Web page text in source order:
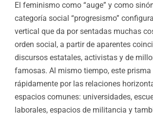
El feminismo como “auge” y como
categoría social “progresismo”
vertical que da por sentadas muchas
orden social, a partir de aparentes
discursos estatales, activistas y de
famosas. Al mismo tiempo, este prisma
rápidamente por las relaciones
espacios comunes: universidades,
laborales, espacios de militancia y